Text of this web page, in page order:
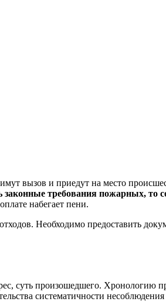
вызов и приедут на место
требования пожарных, то
набегает пени.
Необходимо предоставить
суть произошедшего. Хронологию
систематичности